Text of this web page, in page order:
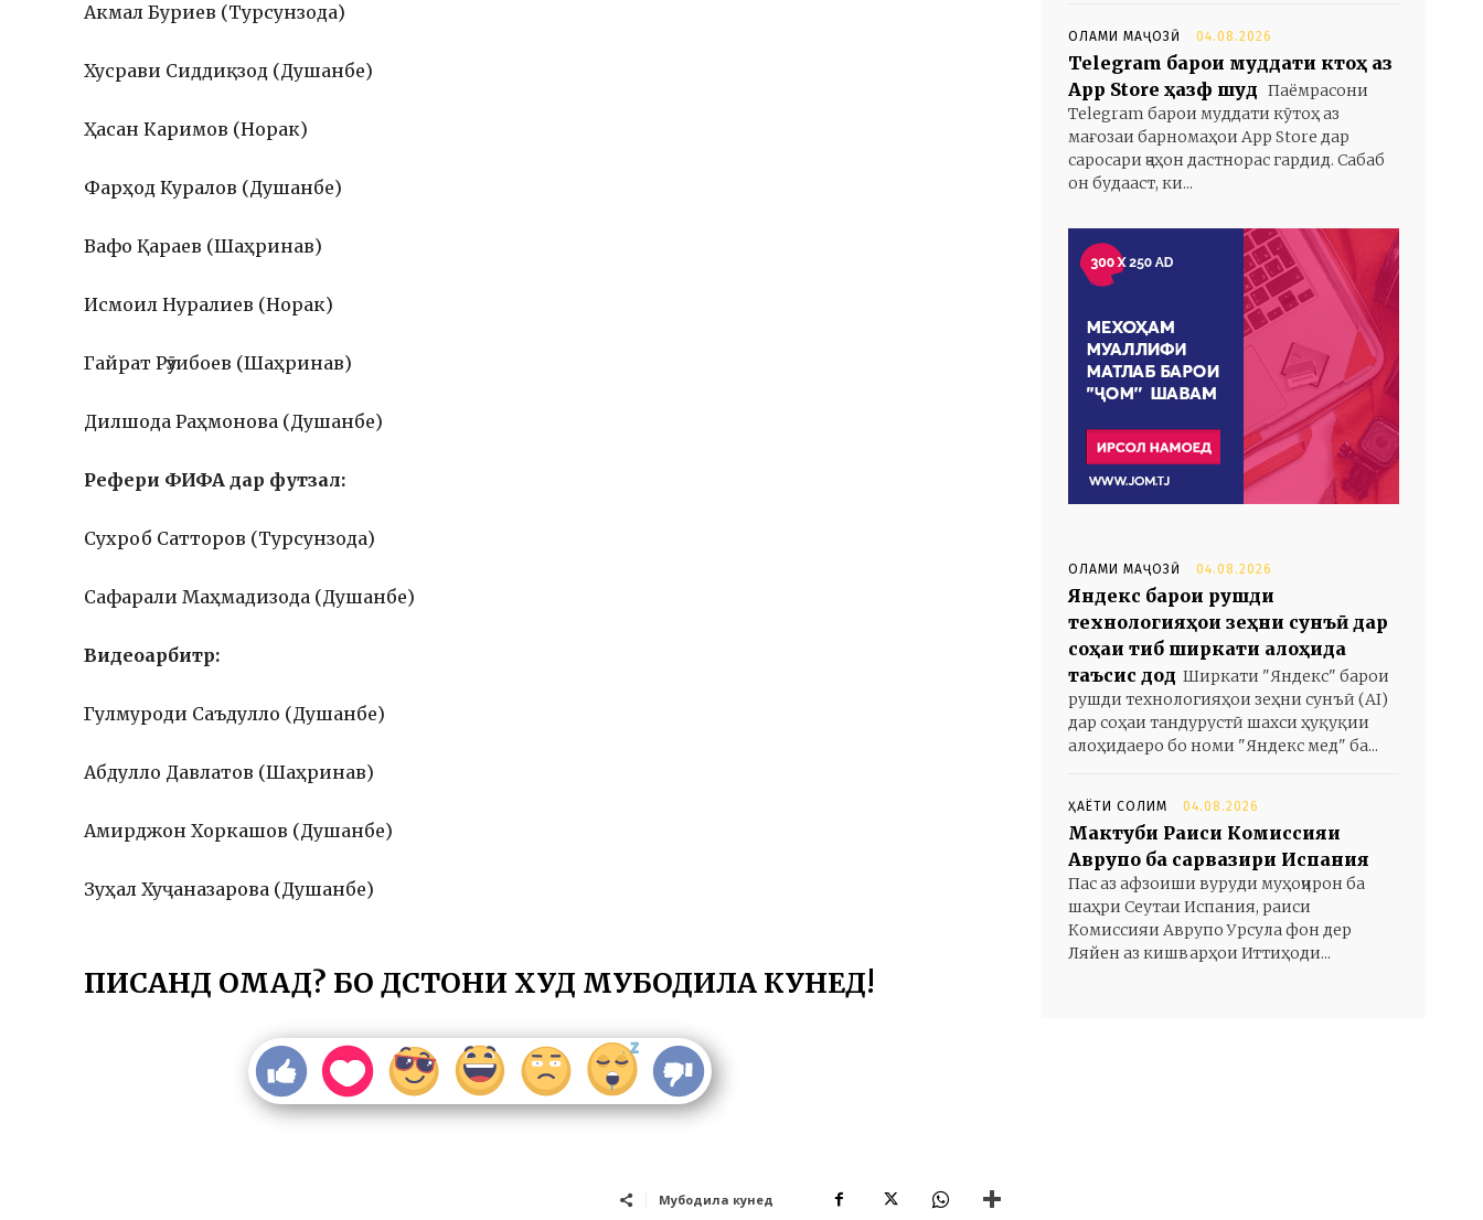
Акмал Буриев (Турсунзода)
Хусрави Сиддиқзод (Душанбе)
Ҳасан Каримов (Норак)
Фарҳод Куралов (Душанбе)
Вафо Қараев (Шаҳринав)
Исмоил Нуралиев (Норак)
Гайрат Рӯзибоев (Шаҳринав)
Дилшода Раҳмонова (Душанбе)
Рефери ФИФА дар футзал:
Сухроб Сатторов (Турсунзода)
Сафарали Маҳмадизода (Душанбе)
Видеоарбитр:
Гулмуроди Саъдулло (Душанбе)
Абдулло Давлатов (Шаҳринав)
Амирджон Хоркашов (Душанбе)
Зуҳал Хуҷаназарова (Душанбе)
ПИСАНД ОМАД? БО ДӮСТОНИ ХУД МУБОДИЛА КУНЕД!
Мубодила кунед
ОЛАМИ МАҶОЗӢ 04.08.2026
Telegram барои муддати кӯтоҳ аз
App Store ҳазф шуд Паёмрасони
Telegram барои муддати кӯтоҳ аз
мағозаи барномаҳои App Store дар
саросари ҷаҳон дастнорас гардид. Сабаб
он будааст, ки...
ОЛАМИ МАҶОЗӢ 04.08.2026
Яндекс барои рушди
технологияҳои зеҳни сунъӣ дар
соҳаи тиб ширкати алоҳида
таъсис дод Ширкати "Яндекс" барои
рушди технологияҳои зеҳни сунъӣ (AI)
дар соҳаи тандурустӣ шахси ҳуқуқии
алоҳидаеро бо номи "Яндекс мед" ба...
ҲАЁТИ СОЛИМ 04.08.2026
Мактуби Раиси Комиссияи
Аврупо ба сарвазири Испания
Пас аз афзоиши вуруди муҳоҷирон ба
шаҳри Сеутаи Испания, раиси
Комиссияи Аврупо Урсула фон дер
Ляйен аз кишварҳои Иттиҳоди...